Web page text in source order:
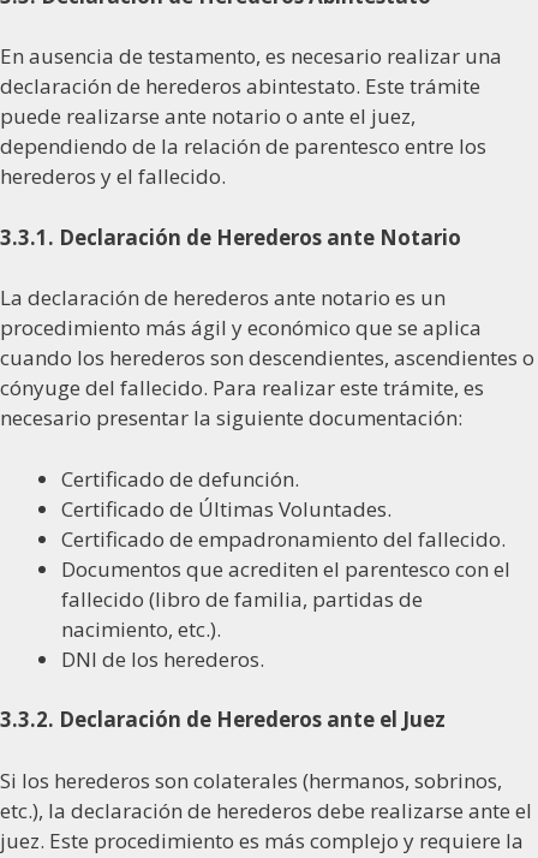
En ausencia de testamento, es necesario realizar una
declaración de herederos abintestato. Este trámite
puede realizarse ante notario o ante el juez,
dependiendo de la relación de parentesco entre los
herederos y el fallecido.
3.3.1. Declaración de Herederos ante Notario
La declaración de herederos ante notario es un
procedimiento más ágil y económico que se aplica
cuando los herederos son descendientes, ascendientes o
cónyuge del fallecido. Para realizar este trámite, es
necesario presentar la siguiente documentación:
Certificado de defunción.
Certificado de Últimas Voluntades.
Certificado de empadronamiento del fallecido.
Documentos que acrediten el parentesco con el
fallecido (libro de familia, partidas de
nacimiento, etc.).
DNI de los herederos.
3.3.2. Declaración de Herederos ante el Juez
Si los herederos son colaterales (hermanos, sobrinos,
etc.), la declaración de herederos debe realizarse ante el
juez. Este procedimiento es más complejo y requiere la